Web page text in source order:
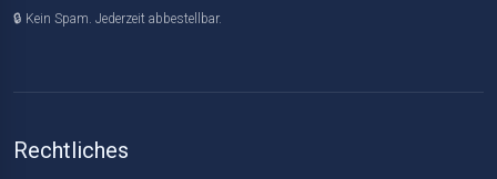
🔒 Kein Spam. Jederzeit abbestellbar.
Rechtliches